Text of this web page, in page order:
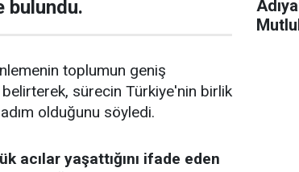
bulundu.
toplumun geniş
sürecin Türkiye'nin birlik
olduğunu söyledi.
acılar yaşattığını ifade eden